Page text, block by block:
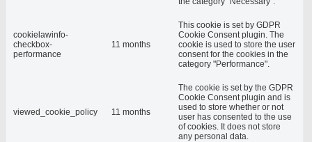
cookielawinfo-
checkbox-
performance
11 months
This cookie is set by GDPR
Cookie Consent plugin. The
cookie is used to store the user
consent for the cookies in the
category "Performance".
viewed_cookie_policy 11 months
The cookie is set by the GDPR
Cookie Consent plugin and is
used to store whether or not
user has consented to the use
of cookies. It does not store
any personal data.